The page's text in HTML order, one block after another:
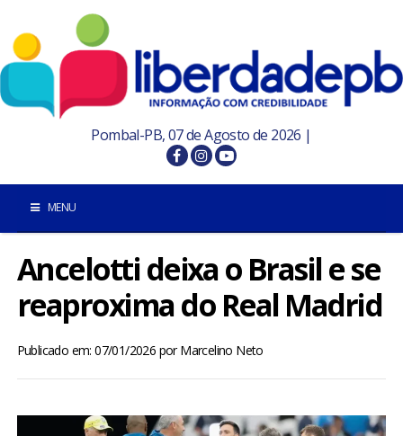
Pombal-PB, 07 de Agosto de 2026 |
MENU
POMBAL E REGIÃO
PARAÍBA
BRASIL
Ancelotti deixa o Brasil e se
reaproxima do Real Madrid
Publicado em: 07/01/2026 porMarcelino Neto